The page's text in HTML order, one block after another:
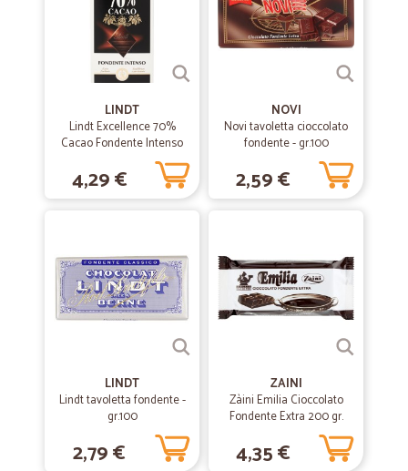
LINDT
Lindt Excellence 70%
Cacao Fondente Intenso
4,29 €
NOVI
Novi tavoletta cioccolato
fondente - gr.100
2,59 €
LINDT
Lindt tavoletta fondente -
gr.100
2,79 €
ZAINI
Zàini Emilia Cioccolato
Fondente Extra 200 gr.
4,35 €